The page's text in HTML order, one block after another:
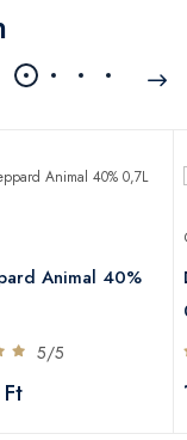
Animal 40%
5/5